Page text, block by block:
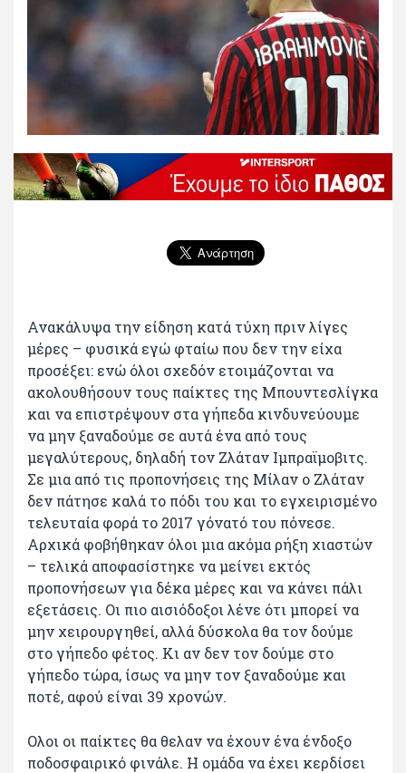
Ανακάλυψα την είδηση κατά τύχη πριν λίγες
μέρες – φυσικά εγώ φταίω που δεν την είχα
προσέξει: ενώ όλοι σχεδόν ετοιμάζονται να
ακολουθήσουν τους παίκτες της Μπουντεσλίγκα
και να επιστρέψουν στα γήπεδα κινδυνεύουμε
να μην ξαναδούμε σε αυτά ένα από τους
μεγαλύτερους, δηλαδή τον Ζλάταν Ιμπραϊμοβιτς.
Σε μια από τις προπονήσεις της Μίλαν ο Ζλάταν
δεν πάτησε καλά το πόδι του και το εγχειρισμένο
τελευταία φορά το 2017 γόνατό του πόνεσε.
Αρχικά φοβήθηκαν όλοι μια ακόμα ρήξη χιαστών
– τελικά αποφασίστηκε να μείνει εκτός
προπονήσεων για δέκα μέρες και να κάνει πάλι
εξετάσεις. Οι πιο αισιόδοξοι λένε ότι μπορεί να
μην χειρουργηθεί, αλλά δύσκολα θα τον δούμε
στο γήπεδο φέτος. Κι αν δεν τον δούμε στο
γήπεδο τώρα, ίσως να μην τον ξαναδούμε και
ποτέ, αφού είναι 39 χρονών.
Ολοι οι παίκτες θα θελαν να έχουν ένα ένδοξο
ποδοσφαιρικό φινάλε. Η ομάδα να έχει κερδίσει